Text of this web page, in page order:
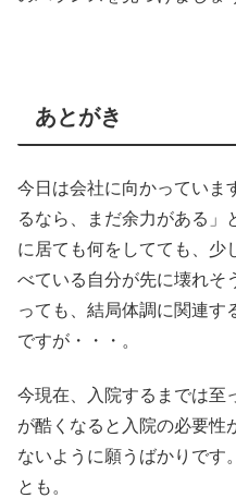
あとがき
今日は会社に向かっていま
るなら、まだ余力がある」
に居ても何をしてても、少
べている自分が先に壊れそ
っても、結局体調に関連す
ですが・・・。
今現在、入院するまでは至
が酷くなると入院の必要性
ないように願うばかりです
とも。